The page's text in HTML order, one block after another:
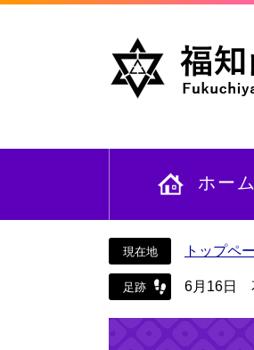
文
ホーム
トップペ
6月16日